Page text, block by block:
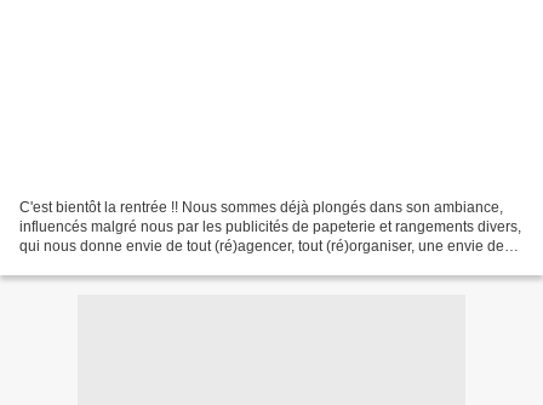
C'est bientôt la rentrée !! Nous sommes déjà plongés dans son ambiance,
influencés malgré nous par les publicités de papeterie et rangements divers,
qui nous donne envie de tout (ré)agencer, tout (ré)organiser, une envie de